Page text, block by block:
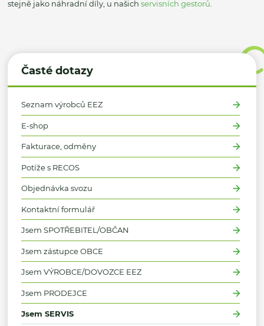
Časté dotazy
Seznam výrobců EEZ
E-shop
Fakturace, odměny
Potíže s RECOS
Objednávka svozu
Kontaktní formulář
Jsem SPOTŘEBITEL/OBČAN
Jsem zástupce OBCE
Jsem VÝROBCE/DOVOZCE EEZ
Jsem PRODEJCE
Jsem SERVIS
stejně jako náhradní díly, u našich servisních gestorů.